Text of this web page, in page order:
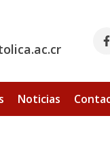
Noticias